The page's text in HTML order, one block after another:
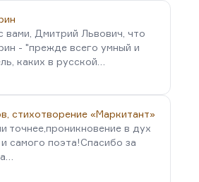
вами, Дмитрий Львович, что
- "прежде всего умный и
каких в русской…
стихотворение «Маркитант»
точнее,проникновение в дух
самого поэта!Спасибо за